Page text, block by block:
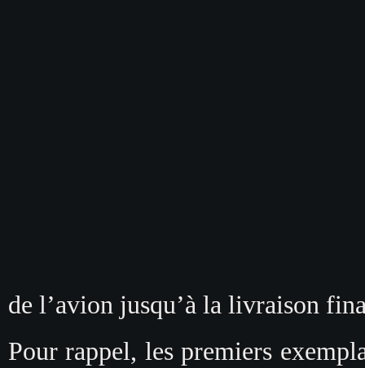
de l’avion jusqu’à la livraison
Pour rappel, les premiers